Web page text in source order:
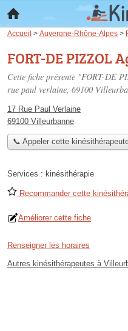
Accueil > Auvergne-Rhône-Alpes >
FORT-DE PIZZOL
Cette fiche présente "FORT-DE
rue paul verlaine, 69100
17 Rue Paul Verlaine
69100 Villeurbanne
📞 Appeler cette
Services : kinésithérapie
Recommander cette
Améliorer cette fiche
Renseigner les horaires
Autres kinésithérapeutes à